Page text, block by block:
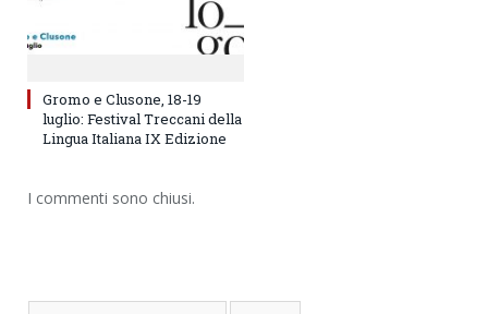
Gromo e Clusone, 18-19
luglio: Festival Treccani della
Lingua Italiana IX Edizione
I commenti sono chiusi.